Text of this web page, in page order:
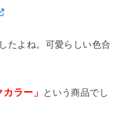
たよね。可愛らしい色合
ラー」
という商品でし